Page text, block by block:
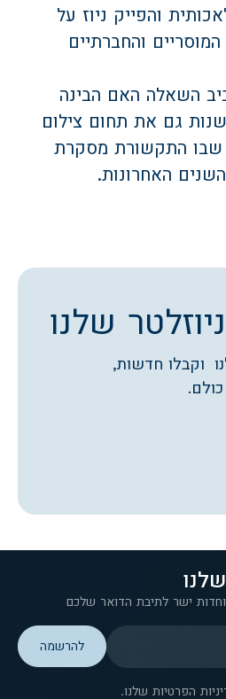
והפייק ניוז על
והחברתיים
השאלה האם הבינה
גם את תחום צילום
שבו התקשורת מסקרת
האחרונות.
שלנו
וקבלו חדשות,
ישר לתיבת הדואר שלכם
הפרטיות שלנו.